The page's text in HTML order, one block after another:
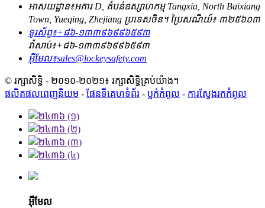
អាសយដ្ឋាន៖អគារ D, តំបន់ឧស្សាហកម្ម Tangxia, North Baixiang
Town, Yueqing, Zhejiang ប្រទេសចិន។ ប្រៃសណីយ៍៖ ៣២៥៦០៣
ទូរស័ព្ទ៖+៨៦-១៣៣៩៦៩៩៦៥៩៣
វ៉ាសាប់៖+៨៦-១៣៣៩៦៩៩៦៥៩៣
អ៊ីមែល៖sales@lockeysafety.com
© រក្សាសិទ្ធិ - ២០១០-២០២១៖ រក្សាសិទ្ធិគ្រប់យ៉ាង។
ផលិតផលពេញនិយម - ផែនទីគេហទំព័រ - ប្លក់​កំពូល - ការស្វែងរកកំពូល
អ៊ីមែល